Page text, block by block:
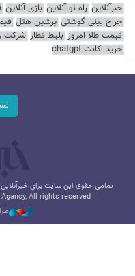
خبرآنلاین راه نو آنلاین بازی آنلاین
جراح بینی گوشتی پرشین هتل
قیمت طلا امروز بلیط قطار شرکت
خرید اکانت chatgpt
تمامی حقوق این سایت برای
All rights reserved